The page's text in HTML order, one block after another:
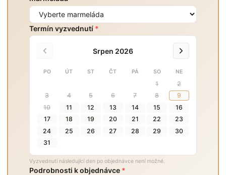
Termín vyzvednutí *
Srpen 2026
PO ÚT ST ČT PÁ SO NE
1
2
3
4 5 6 7 8
9
10
11 12 13 14 15
16
17
18 19 20 21 22
23
24
25 26 27 28 29
30
31
Vyzvednutí následující den po objednávce není možné.
Podrobnosti k objednávce *